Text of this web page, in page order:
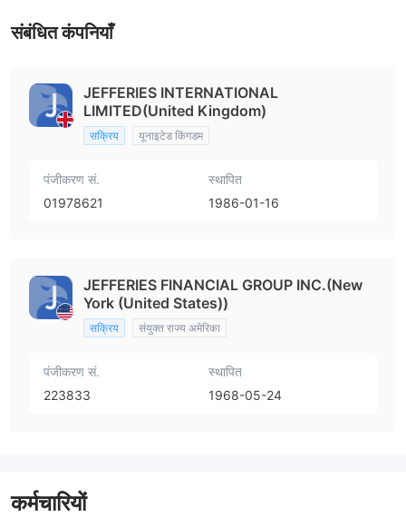
संबंधित कंपनियाँ
JEFFERIES INTERNATIONAL
LIMITED(United Kingdom)
सक्रिय यूनाइटेड किंगडम
पंजीकरण सं.
01978621
स्थापित
1986-01-16
JEFFERIES FINANCIAL GROUP INC.(New
York (United States))
सक्रिय संयुक्त राज्य अमेरिका
पंजीकरण सं.
223833
स्थापित
1968-05-24
कर्मचारियों